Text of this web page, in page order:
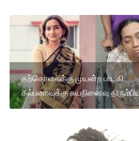
தற்கொலைக்கு முயன்ற பாடகி
கல்பனாவுக்கு சுயநினைவு